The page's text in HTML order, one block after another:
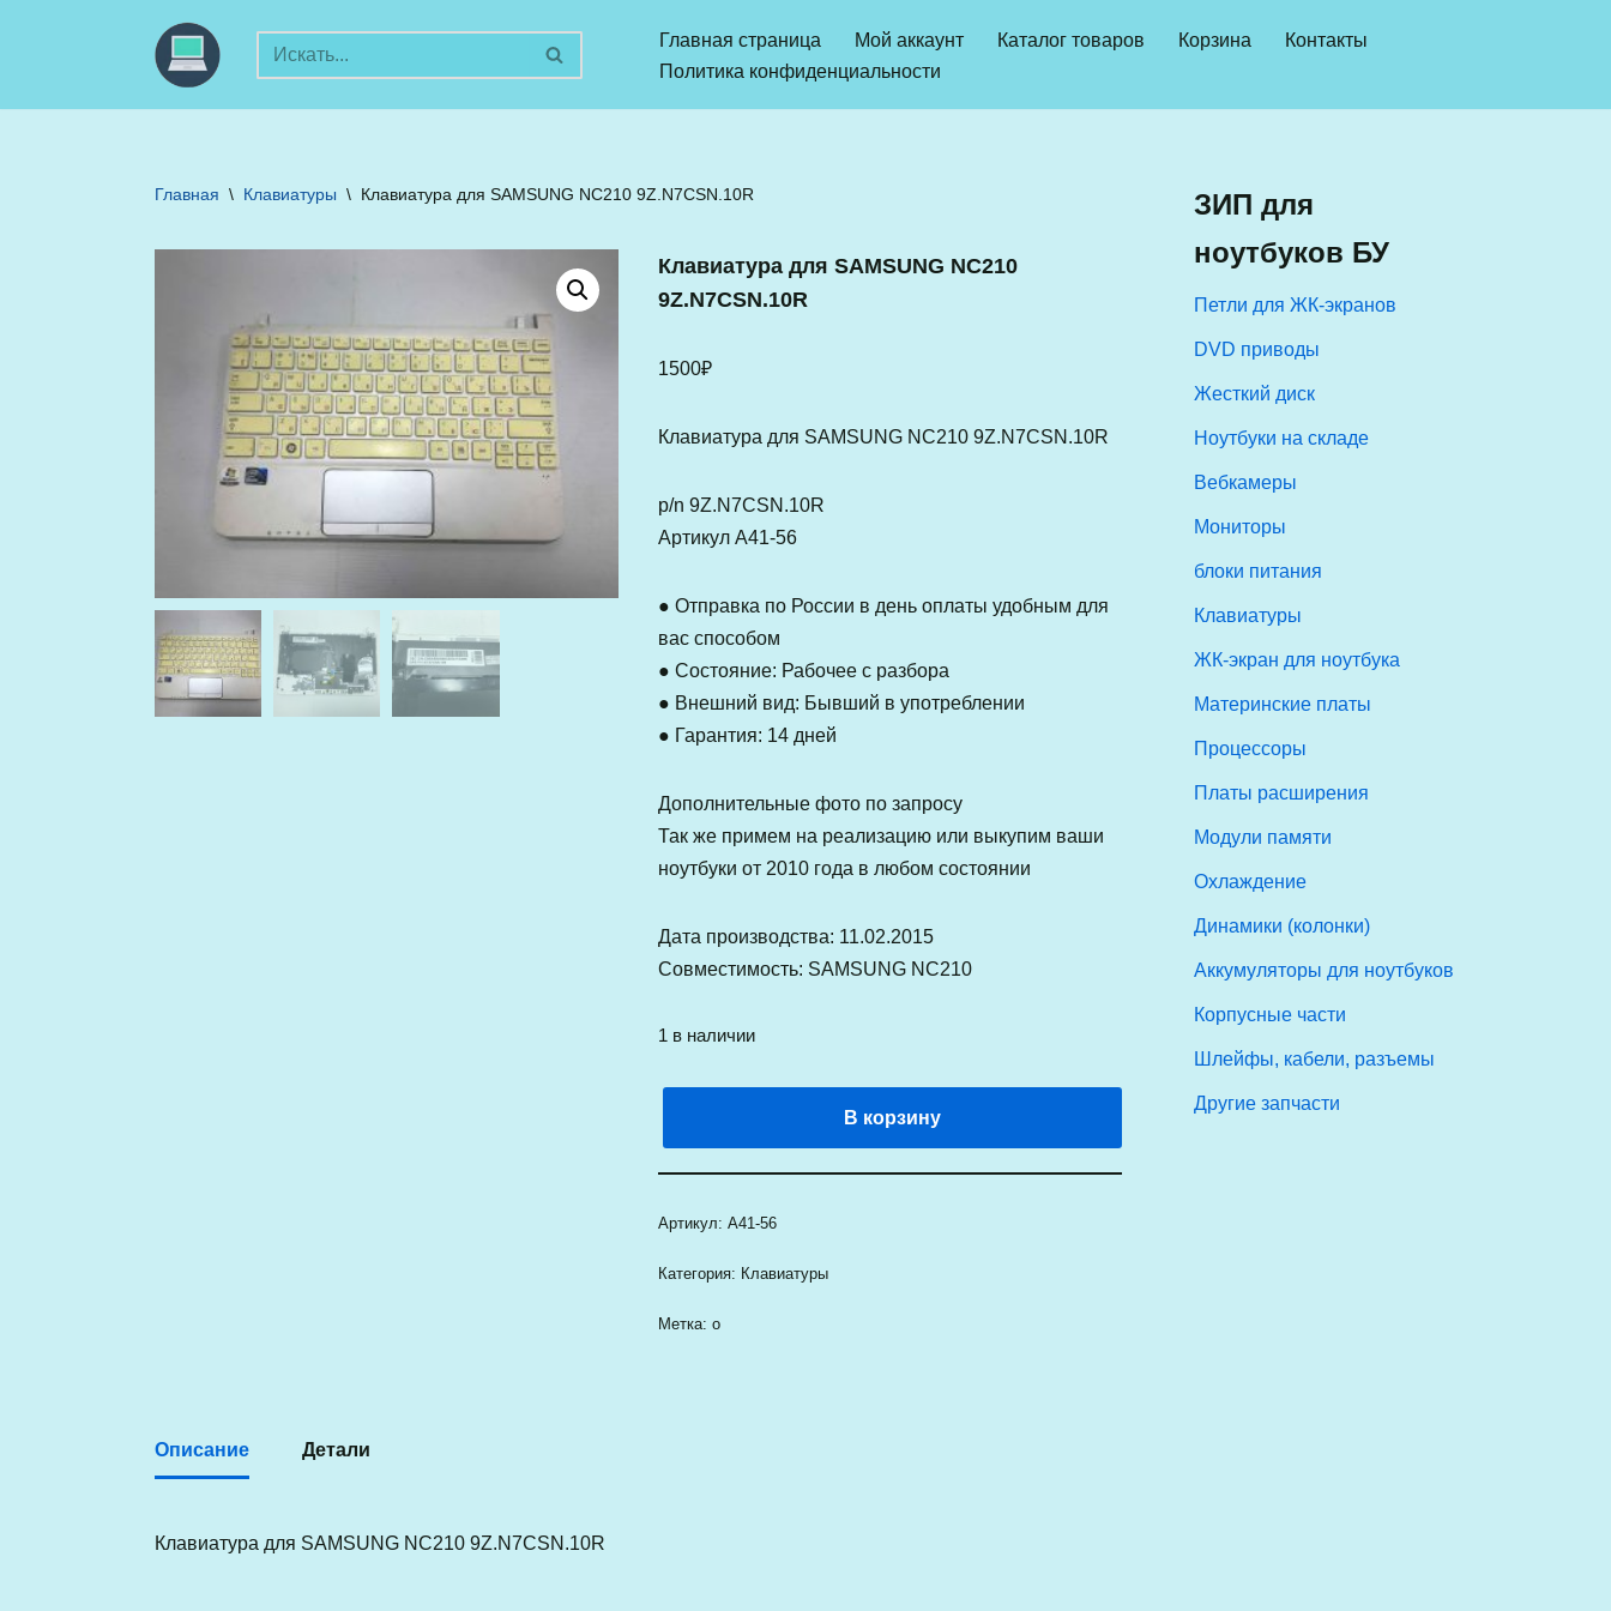
Главная страница Мой аккаунт Каталог товаров Корзина
Контакты
Политика конфиденциальности
Главная \ Клавиатуры \ Клавиатура для SAMSUNG NC210 9Z.N7CSN.10R
Клавиатура для SAMSUNG NC210
9Z.N7CSN.10R
1500₽
Клавиатура для SAMSUNG NC210 9Z.N7CSN.10R
p/n 9Z.N7CSN.10R
Артикул А41-56
● Отправка по России в день оплаты удобным для
вас способом
● Состояние: Рабочее с разбора
● Внешний вид: Бывший в употреблении
● Гарантия: 14 дней
Дополнительные фото по запросу
Так же примем на реализацию или выкупим ваши
ноутбуки от 2010 года в любом состоянии
Дата производства: 11.02.2015
Совместимость: SAMSUNG NC210
1 в наличии
В корзину
Артикул: А41-56
Категория: Клавиатуры
Метка: о
Описание Детали
Клавиатура для SAMSUNG NC210 9Z.N7CSN.10R
ЗИП для
ноутбуков БУ
Петли для ЖК-экранов
DVD приводы
Жесткий диск
Ноутбуки на складе
Вебкамеры
Мониторы
блоки питания
Клавиатуры
ЖК-экран для ноутбука
Материнские платы
Процессоры
Платы расширения
Модули памяти
Охлаждение
Динамики (колонки)
Аккумуляторы для ноутбуков
Корпусные части
Шлейфы, кабели, разъемы
Другие запчасти